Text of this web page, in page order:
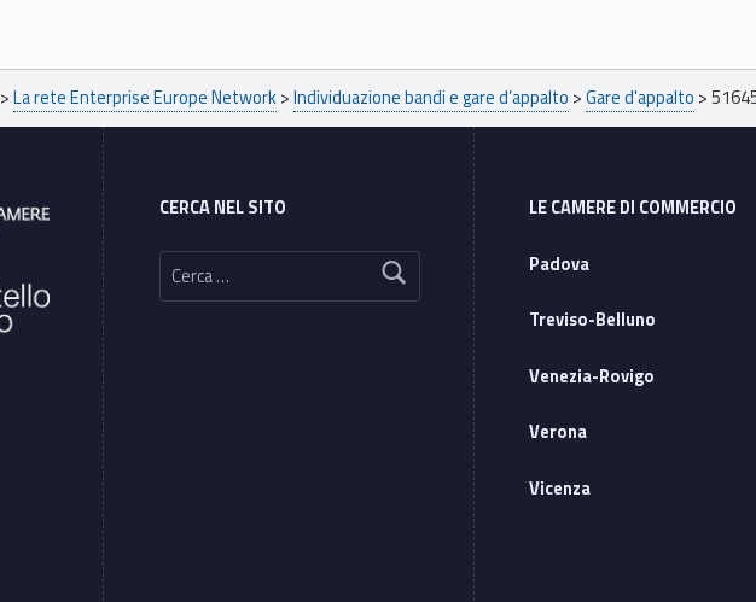
>La rete Enterprise Europe Network>Individuazione bandi e gare d’appalto >Gare d'appalto >
CERCA NEL SITO
Ricerca per:
LE CAMERE DI COMMERCIO
Padova
Treviso-Belluno
Venezia-Rovigo
Verona
Vicenza